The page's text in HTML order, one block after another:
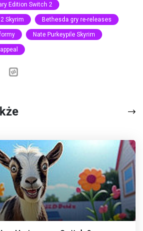
Edition Switch 2
Skyrim Bethesda gry re-releases
Nate Purkeypile Skyrim